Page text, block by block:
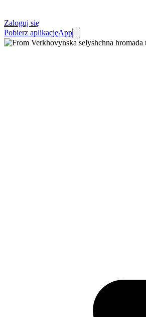
Zaloguj się
Pobierz aplikacjęApp